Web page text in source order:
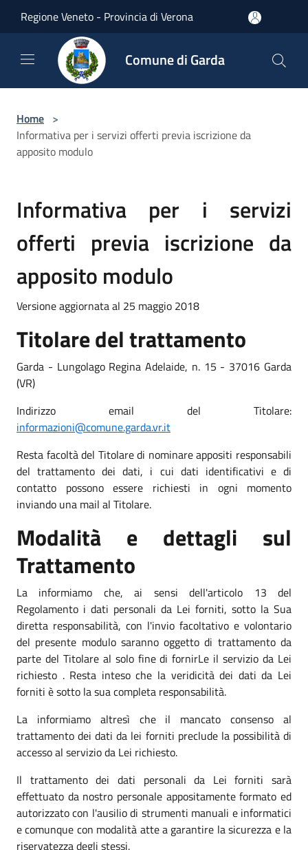
Regione Veneto - Provincia di Verona
Comune di Garda
Home >
Informativa per i servizi offerti previa iscrizione da
apposito modulo
Informativa per i servizi
offerti previa iscrizione da
apposito modulo
Versione aggiornata al 25 maggio 2018
Titolare del trattamento
Garda - Lungolago Regina Adelaide, n. 15 - 37016 Garda
(VR)
Indirizzo email del Titolare:
informazioni@comune.garda.vr.it
Resta facoltà del Titolare di nominare appositi responsabili
del trattamento dei dati, i cui dati identificativi e di
contatto possono essere richiesti in ogni momento
inviando una mail al Titolare.
Modalità e dettagli sul
Trattamento
La informiamo che, ai sensi dell'articolo 13 del
Regolamento i dati personali da Lei forniti, sotto la Sua
diretta responsabilità, con l'invio facoltativo e volontario
del presente modulo saranno oggetto di trattamento da
parte del Titolare al solo fine di fornirLe il servizio da Lei
richiesto . Resta inteso che la veridicità dei dati da Lei
forniti è sotto la sua completa responsabilità.
La informiamo altresì che il mancato consenso al
trattamento dei dati da lei forniti preclude la possibilità di
accesso al servizio da Lei richiesto.
Il trattamento dei dati personali da Lei forniti sarà
effettuato da nostro personale appositamente formato ed
autorizzato con l'ausilio di strumenti manuali e informatici
e comunque con modalità atte a garantire la sicurezza e la
riservatezza degli stessi.